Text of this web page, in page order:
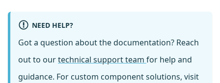
NEED HELP?
Got a question about the documentation? Reach
out to ourtechnical support team for help and
guidance. For custom component solutions, visit